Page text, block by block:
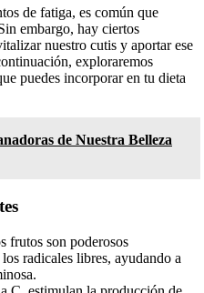
de fatiga, es común que
embargo, hay ciertos
nuestro cutis y aportar ese
exploraremos
puedes incorporar en tu dieta
de Nuestra Belleza
frutos son poderosos
radicales libres, ayudando a